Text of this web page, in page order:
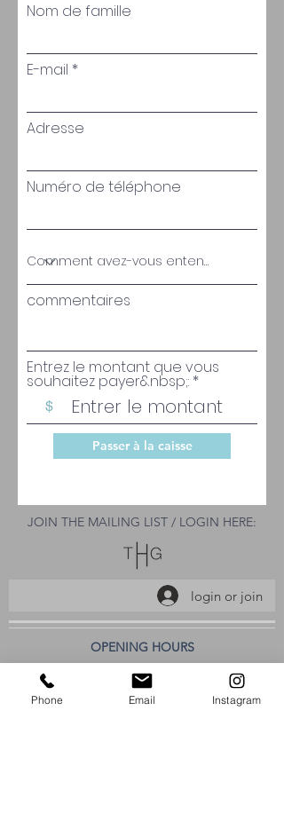
Nom de famille
E-mail
Adresse
Numéro de téléphone
commentaires
Entrez le montant que vous
souhaitez payer&nbsp;:
$
Passer à la caisse
JOIN THE MAILING LIST / LOGIN HERE:
login or join
OPENING HOURS
THURSDAY to MONDAY
11:00 AM - 6:00 PM
Phone Email Instagram